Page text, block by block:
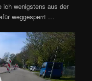
ich wenigstens aus der
weggesperrt …